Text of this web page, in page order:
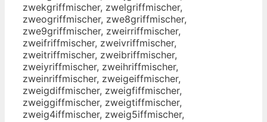
zwekgriffmischer, zwelgriffmischer,
zweogriffmischer, zwe8griffmischer,
zwe9griffmischer, zweirriffmischer,
zweifriffmischer, zweivriffmischer,
zweitriffmischer, zweibriffmischer,
zweiyriffmischer, zweihriffmischer,
zweinriffmischer, zweigeiffmischer,
zweigdiffmischer, zweigfiffmischer,
zweiggiffmischer, zweigtiffmischer,
zweig4iffmischer, zweig5iffmischer,